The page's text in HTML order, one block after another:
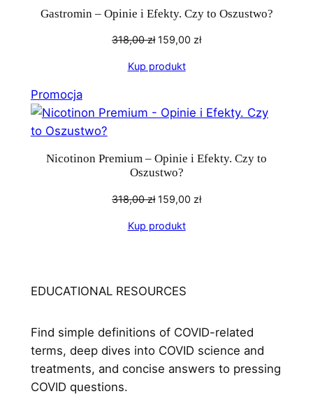
Gastromin – Opinie i Efekty. Czy to Oszustwo?
318,00zł Pierwotna
wynosiła:
159,00 złAktualna
Kup produkt
PromocjaProdukt
w
promocji
Nicotinon Premium – Opinie i Efekty. Czy to
Oszustwo?
318,00zł Pierwotna
wynosiła:
159,00 złAktualna
Kup produkt
EDUCATIONAL RESOURCES
Find simple definitions of COVID-related
terms, deep dives into COVID science and
treatments, and concise answers to pressing
COVID questions.